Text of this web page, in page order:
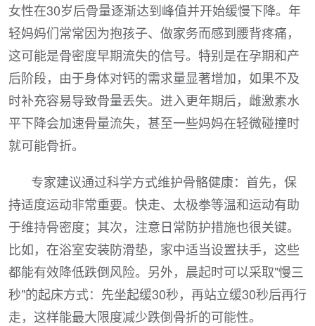
女性在30岁后骨量逐渐达到峰值并开始缓慢下降。年
轻妈妈们常常因为抱孩子、做家务而感到腰背疼痛，
这可能是骨密度早期流失的信号。特别是在孕期和产
后阶段，由于身体对钙的需求量显著增加，如果不及
时补充容易导致骨量丢失。进入更年期后，雌激素水
平下降会加速骨量流失，甚至一些妈妈在轻微碰撞时
就可能骨折。
专家建议通过科学方式维护骨骼健康：首先，保
持适度运动非常重要。快走、太极拳等温和运动有助
于维持骨密度；其次，注意日常防护措施也很关键。
比如，在浴室安装防滑垫，家中适当设置扶手，这些
都能有效降低跌倒风险。另外，晨起时可以采取"慢三
秒"的起床方式：先坐起缓30秒，再站立缓30秒后再行
走，这样能最大限度减少跌倒骨折的可能性。